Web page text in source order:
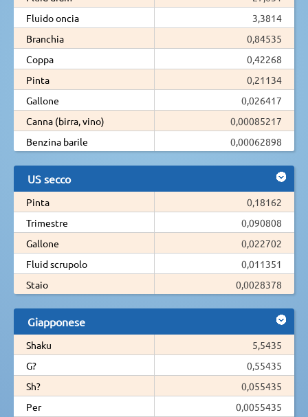
Fluido oncia
3,3814
Branchia
0,84535
Coppa
0,42268
Pinta
0,21134
Gallone
0,026417
Canna (birra, vino)
0,00085217
Benzina barile
0,00062898
US secco
Pinta
0,18162
Trimestre
0,090808
Gallone
0,022702
Fluid scrupolo
0,011351
Staio
0,0028378
Giapponese
Shaku
5,5435
G?
0,55435
Sh?
0,055435
Per
0,0055435